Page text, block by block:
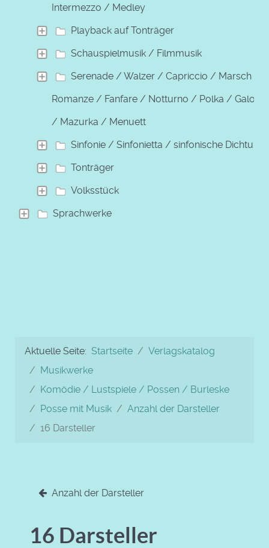
Intermezzo / Medley
Playback auf Tonträger
Schauspielmusik / Filmmusik
Serenade / Walzer / Capriccio / Marsch /
Romanze / Fanfare / Notturno / Polka / Galopp
/ Mazurka / Menuett
Sinfonie / Sinfonietta / sinfonische Dichtung
Tonträger
Volksstück
Sprachwerke
Aktuelle Seite: Startseite
Verlagskatalog
Musikwerke
Komödie / Lustspiele / Possen / Burleske
Posse mit Musik
Anzahl der Darsteller
16 Darsteller
Anzahl der Darsteller
16 Darsteller